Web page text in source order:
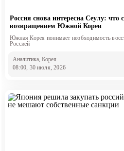
Россия снова интересна Сеулу: что
возвращением Южной Кореи
Южная Корея понимает необходимость
Россией
Аналитика , Корея
08:00, 30 июля, 2026